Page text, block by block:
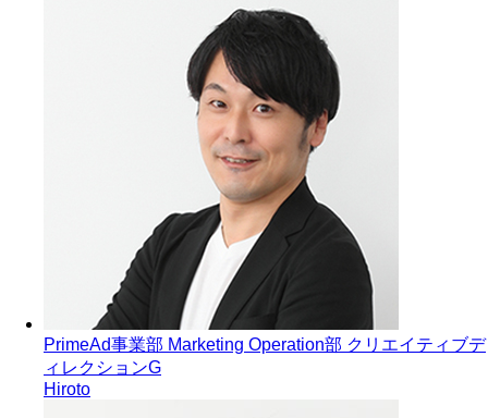
PrimeAd事業部 Marketing Operation部 クリエイティブデ
ィレクションG
Hiroto